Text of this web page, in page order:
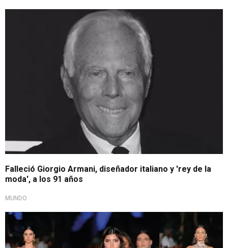
Falleció Giorgio Armani, diseñador italiano y 'rey de la
moda', a los 91 años
MUNDO
Importante evento